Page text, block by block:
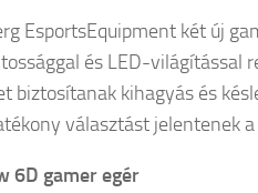
EsportsEquipment két új
és LED-világítással
biztosítanak kihagyás és
választást jelentenek
6D gamer egér